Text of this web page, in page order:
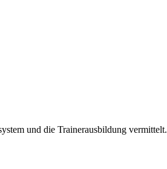
und die Trainerausbildung vermittelt.